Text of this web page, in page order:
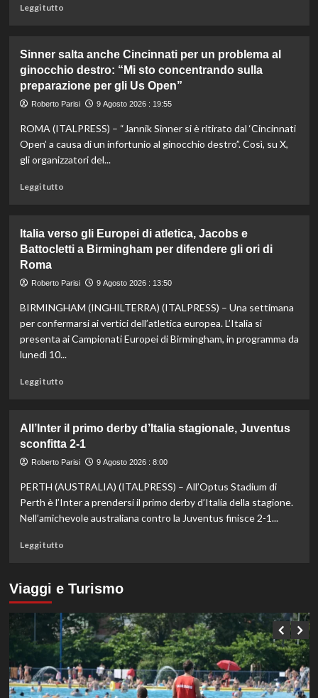
Cucci
Leggi tuttoLeggi
Addio
a
Livio
Berruti,
olimpico
dei
Sinner salta anche Cincinnati per un problema al
ginocchio destro: “Mi sto concentrando sulla
preparazione per gli Us Open”
Roberto Parisi 9 Agosto 2026 : 19:55
ROMA (ITALPRESS) – “Jannik Sinner si è ritirato dal ‘Cincinnati
Open’ a causa di un infortunio al ginocchio destro”. Così, su X,
gli organizzatori del...
Leggi tuttoLeggi
Sinner
salta
Cincinnati
un
problema
al
ginocchio
destro:
sto
preparazione
per
Us
Open”
Italia verso gli Europei di atletica, Jacobs e
Battocletti a Birmingham per difendere gli ori di
Roma
Roberto Parisi 9 Agosto 2026 : 13:50
BIRMINGHAM (INGHILTERRA) (ITALPRESS) – Una settimana
per confermarsi ai vertici dell’atletica europea. L’Italia si
presenta ai Campionati Europei di Birmingham, in programma da
lunedì 10...
Leggi tuttoLeggi
Italia
verso
gli
di
atletica,
Jacobs
per
difendere
ori
di
Roma
All’Inter il primo derby d’Italia stagionale, Juventus
sconfitta 2-1
Roberto Parisi 9 Agosto 2026 : 8:00
PERTH (AUSTRALIA) (ITALPRESS) – All’Optus Stadium di
Perth è l’Inter a prendersi il primo derby d’Italia della stagione.
Nell’amichevole australiana contro la Juventus finisce 2-1...
Leggi tuttoLeggi
su
All’Inter
primo
derby
d’Italia
stagionale,
Juventus
sconfitta
Viaggi e Turismo